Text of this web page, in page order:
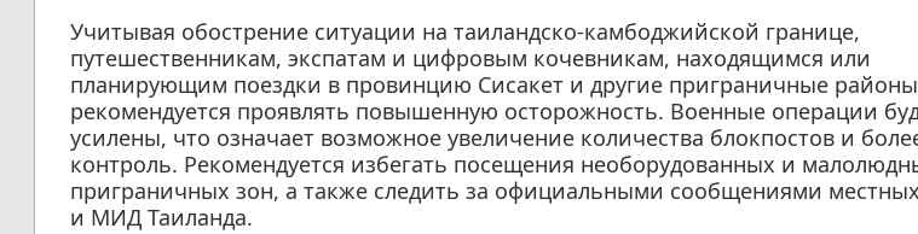
Учитывая обострение ситуации на таиландско-камбоджийской границе,
путешественникам, экспатам и цифровым кочевникам, находящимся или
планирующим поездки в провинцию Сисакет и другие приграничные
рекомендуется проявлять повышенную осторожность. Военные операции
усилены, что означает возможное увеличение количества блокпостов и
контроль. Рекомендуется избегать посещения необорудованных и
приграничных зон, а также следить за официальными сообщениями
и МИД Таиланда.